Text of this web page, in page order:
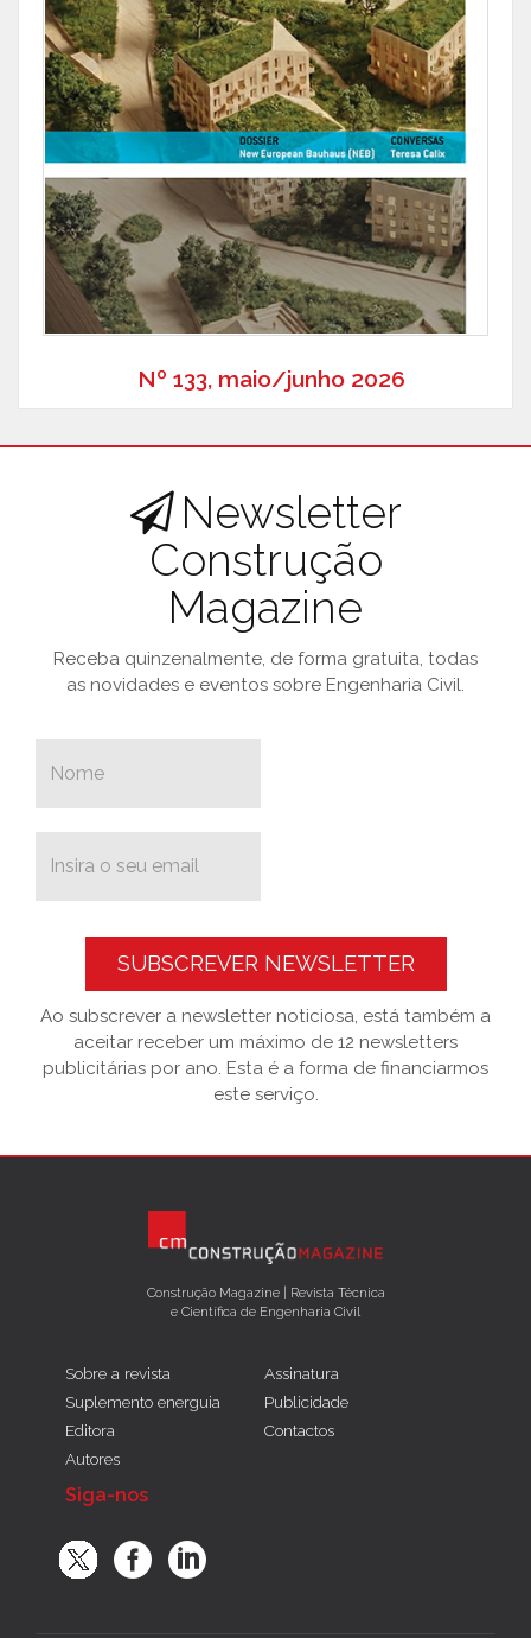
Nº 133, maio/junho 2026
Newsletter
Construção
Magazine
Receba quinzenalmente, de forma gratuita, todas
as novidades e eventos sobre Engenharia Civil.
SUBSCREVER NEWSLETTER
Ao subscrever a newsletter noticiosa, está também a
aceitar receber um máximo de 12 newsletters
publicitárias por ano. Esta é a forma de financiarmos
este serviço.
Construção Magazine | Revista Técnica
e Científica de Engenharia Civil
Sobre a revista
Suplemento energuia
Editora
Autores
Assinatura
Publicidade
Contactos
Siga-nos